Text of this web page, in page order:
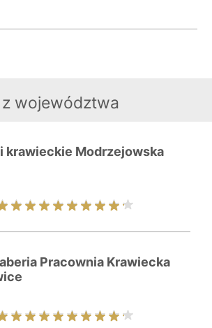
województwa
krawieckie Modrzejowska
Pracownia Krawiecka